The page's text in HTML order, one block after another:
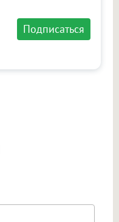
Подписаться